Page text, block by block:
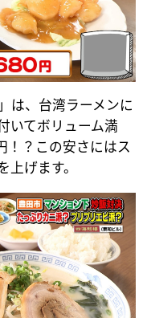
は、台湾ラーメンに
いてボリューム満
！？この安さにはス
げます。